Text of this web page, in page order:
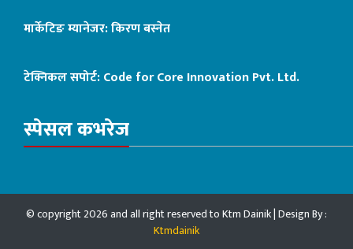
मार्केटिङ म्यानेजर: किरण बस्नेत
टेक्निकल सपोर्ट:Code for Core Innovation Pvt. Ltd.
स्पेसल कभरेज
© copyright 2026 and all right reserved to Ktm Dainik | Design By :
Ktmdainik